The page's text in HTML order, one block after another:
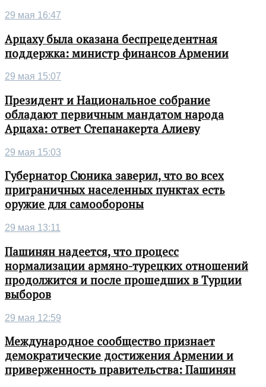
29 мая 16:47
Арцаху была оказана беспрецедентная
поддержка: министр финансов Армении
29 мая 15:07
Президент и Национальное собрание
обладают первичным мандатом народа
Арцаха: ответ Степанакерта Алиеву
29 мая 15:03
Губернатор Сюника заверил, что во всех
приграничных населенных пунктах есть
оружие для самообороны
29 мая 13:11
Пашинян надеется, что процесс
нормализации армяно-турецких отношений
продолжится и после прошедших в Турции
выборов
29 мая 12:59
Международное сообщество признает
демократические достижения Армении и
приверженность правительства: Пашинян